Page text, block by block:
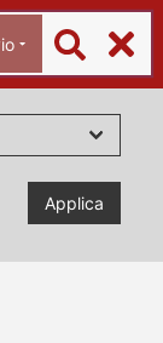
Applica